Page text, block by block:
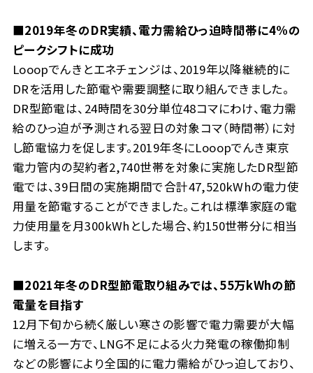
■2019年冬のDR実績、電力需給ひっ迫時間帯に4%の
ピークシフトに成功
Looopでんきとエネチェンジは、2019年以降継続的に
DRを活用した節電や需要調整に取り組んできました。
DR型節電は、24時間を30分単位48コマにわけ、電力需
給のひっ迫が予測される翌日の対象コマ（時間帯）に対
し節電協力を促します。2019年冬にLooopでんき東京
電力管内の契約者2,740世帯を対象に実施したDR型節
電では、39日間の実施期間で合計47,520kWhの電力使
用量を節電することができました。これは標準家庭の電
力使用量を月300kWhとした場合、約150世帯分に相当
します。
■2021年冬のDR型節電取り組みでは、55万kWhの節
電量を目指す
12月下旬から続く厳しい寒さの影響で電力需要が大幅
に増える一方で、LNG不足による火力発電の稼働抑制
などの影響により全国的に電力需給がひっ迫しており、